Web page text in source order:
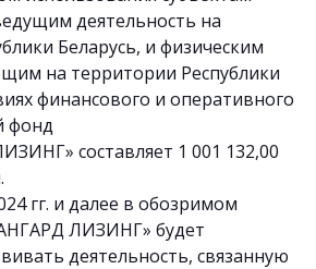
деятельность на
Беларусь, и физическим
на территории Республики
финансового и оперативного
фонд
составляет 1 001 132,00
гг. и далее в обозримом
ЛИЗИНГ» будет
деятельность, связанную